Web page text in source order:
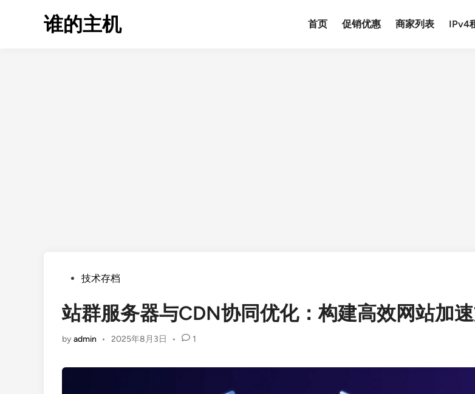
谁的主机 首页 促销优惠 商家列表 IPv4
Posted技术存档
站群服务器与CDN协同优化：构建高效网站加
byadmin • 2025年8月3日 • 1